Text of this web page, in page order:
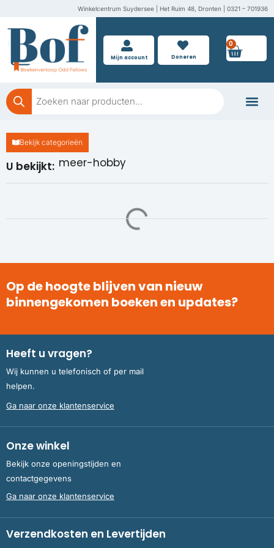
inhoud
Winkelcentrum Suydersee | Het Ruim 48, Dronten | 0321 – 701936
Mijn account Doneren
0
Producten
zoeken
U bekijkt: meer-hobby
Bekijk categorieën
Op de hoogte blijven van nieuw
binnengekomen boeken en updates?
Heeft u vragen?
Wij kunnen u telefonisch of per mail
helpen.
Ga naar onze klantenservice
Onze winkel
Bekijk onze openingstijden en
contactgegevens
Ga naar onze klantenservice
Verzendkosten en Levertijden